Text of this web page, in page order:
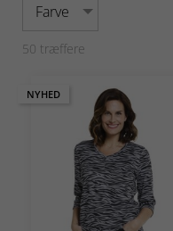
Farve
50 træffere
NYHED